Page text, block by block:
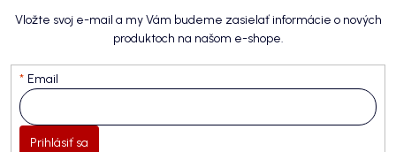
Vložte svoj e-mail a my Vám budeme zasielať informácie o nových
produktoch na našom e-shope.
Email
Prihlásiť sa